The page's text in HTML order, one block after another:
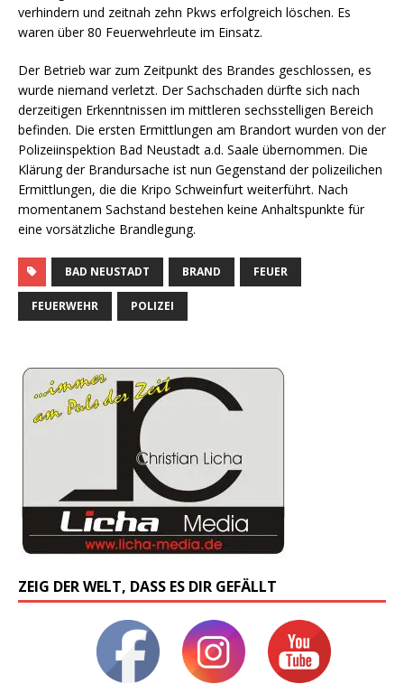
verhindern und zeitnah zehn Pkws erfolgreich löschen. Es
waren über 80 Feuerwehrleute im Einsatz.
Der Betrieb war zum Zeitpunkt des Brandes geschlossen, es
wurde niemand verletzt. Der Sachschaden dürfte sich nach
derzeitigen Erkenntnissen im mittleren sechsstelligen Bereich
befinden. Die ersten Ermittlungen am Brandort wurden von der
Polizeiinspektion Bad Neustadt a.d. Saale übernommen. Die
Klärung der Brandursache ist nun Gegenstand der polizeilichen
Ermittlungen, die die Kripo Schweinfurt weiterführt. Nach
momentanem Sachstand bestehen keine Anhaltspunkte für
eine vorsätzliche Brandlegung.
BAD NEUSTADT BRAND FEUER
FEUERWEHR POLIZEI
ZEIG DER WELT, DASS ES DIR GEFÄLLT